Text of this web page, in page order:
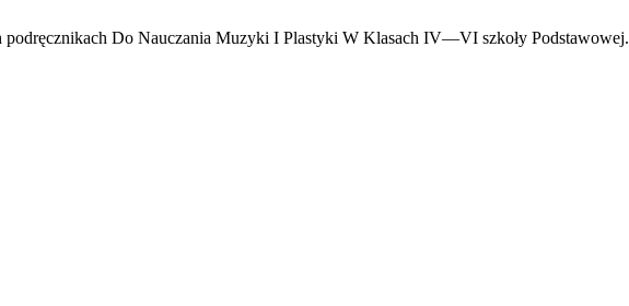
Do Nauczania Muzyki I Plastyki W Klasach IV—VI szkoły Podstawowej.